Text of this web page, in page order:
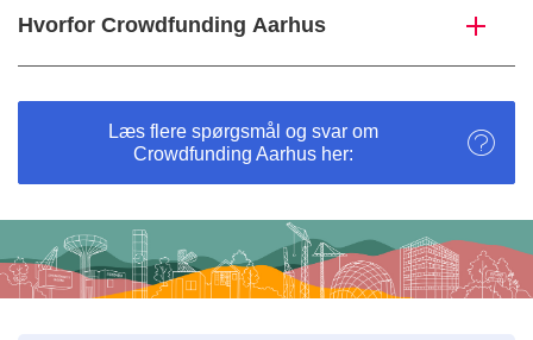
Hvorfor Crowdfunding Aarhus
Læs flere spørgsmål og svar om
Crowdfunding Aarhus her: